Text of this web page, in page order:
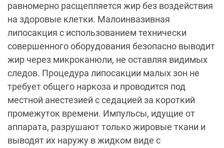
равномерно расщепляется жир без воздействия
на здоровые клетки. Малоинвазивная
липосакция с использованием технически
совершенного оборудования безопасно выводит
жир через микроканюли, не оставляя видимых
следов. Процедура липосакции малых зон не
требует общего наркоза и проводится под
местной анестезией с седацией за короткий
промежуток времени. Импульсы, идущие от
аппарата, разрушают только жировые ткани и
выводят их наружу в жидком виде с